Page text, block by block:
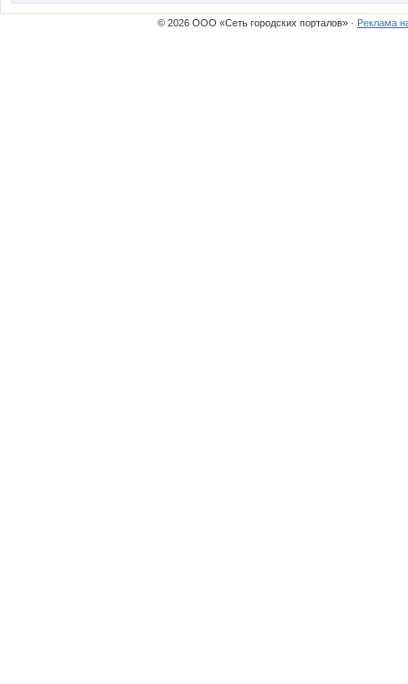
© 2026 ООО «Сеть городских порталов» · Реклама